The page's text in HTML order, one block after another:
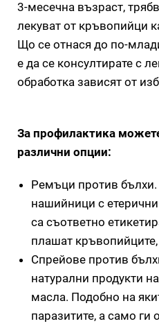
3-месечна възраст,
лекуват от кръвопийци
Що се отнася до по-
е да се консултирате с
обработка зависят от
За профилактика
различни опции:
Ремъци против бълхи.
нашийници с
са съответно
плашат
Спрейове против
натурални продукти
масла. Подобно на
паразитите, а само ги